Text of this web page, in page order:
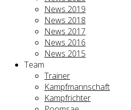
News 2019
News 2018
News 2017
News 2016
News 2015
Team
Trainer
Kampfmannschaft
Kampfrichter